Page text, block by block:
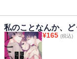
私のことなんか、ど
¥165 (税込)